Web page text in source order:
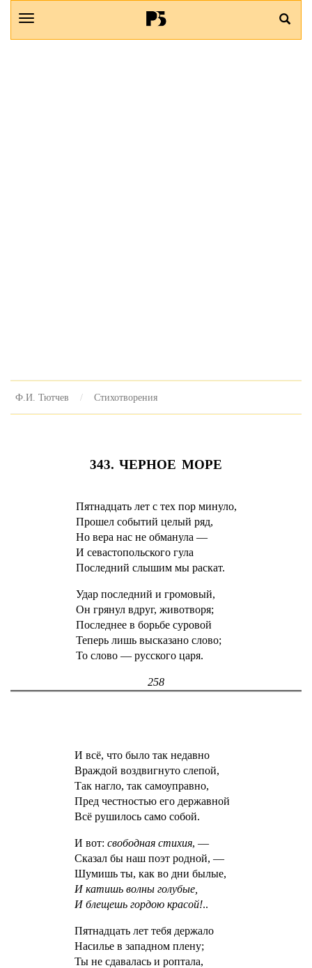
Ф.И. Тютчев Стихотворения
343. ЧЕРНОЕ МОРЕ
Пятнадцать лет с тех пор минуло,
Прошел событий целый ряд,
Но вера нас не обманула —
И севастопольского гула
Последний слышим мы раскат.
Удар последний и громовый,
Он грянул вдруг, животворя;
Последнее в борьбе суровой
Теперь лишь высказано слово;
То слово — русского царя.
258
И всё, что было так недавно
Враждой воздвигнуто слепой,
Так нагло, так самоуправно,
Пред честностью его державной
Всё рушилось само собой.
И вот: свободная стихия, —
Сказал бы наш поэт родной, —
Шумишь ты, как во дни былые,
И катишь волны голубые,
И блещешь гордою красой!..
Пятнадцать лет тебя держало
Насилье в западном плену;
Ты не сдавалась и роптала,